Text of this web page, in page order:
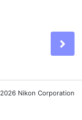
2026 Nikon Corporation